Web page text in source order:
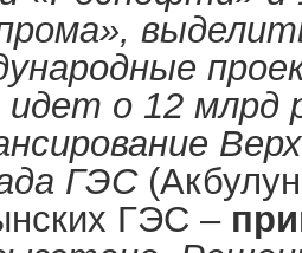
идет о 12 млрд
ГЭС
ГЭС –